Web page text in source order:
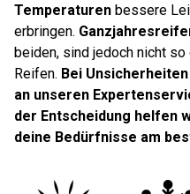
Temperaturen bessere
erbringen.
beiden, sind jedoch nicht
Reifen. Bei
an unseren
der Entscheidung helfen
deine Bedürfnisse am